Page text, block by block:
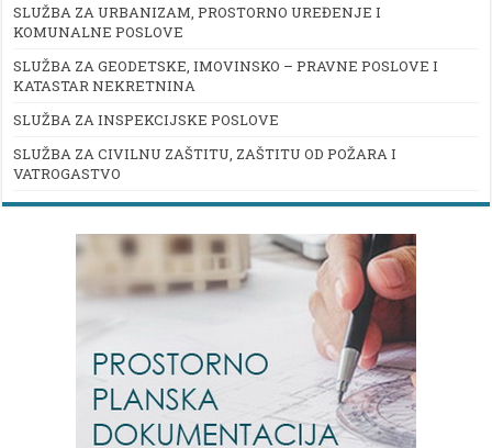
SLUŽBA ZA URBANIZAM, PROSTORNO UREĐENJE I
KOMUNALNE POSLOVE
SLUŽBA ZA GEODETSKE, IMOVINSKO – PRAVNE POSLOVE I
KATASTAR NEKRETNINA
SLUŽBA ZA INSPEKCIJSKE POSLOVE
SLUŽBA ZA CIVILNU ZAŠTITU, ZAŠTITU OD POŽARA I
VATROGASTVO